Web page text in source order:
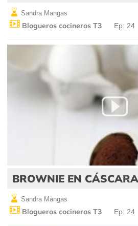
Sandra Mangas
Blogueros cocineros T3 Ep: 24
BROWNIE EN
Sandra Mangas
Blogueros cocineros T3 Ep: 24